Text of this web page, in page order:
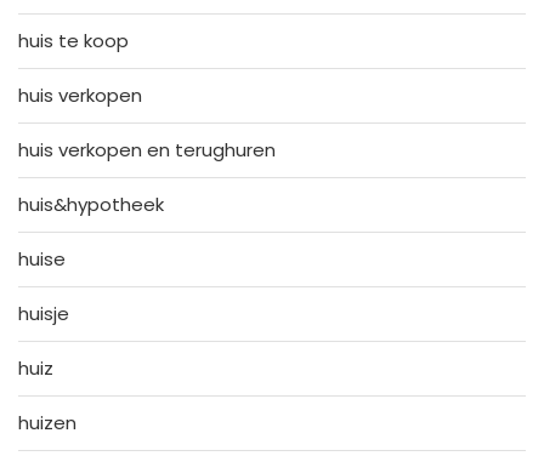
huis te koop
huis verkopen
huis verkopen en terughuren
huis&hypotheek
huise
huisje
huiz
huizen